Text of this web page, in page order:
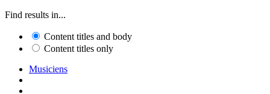
Find results in...
Content titles and body
Content titles only
Musiciens